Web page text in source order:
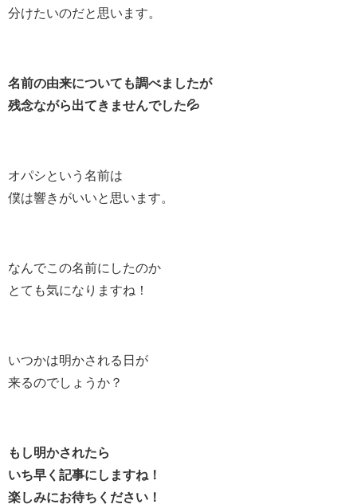
分けたいのだと思います。
名前の由来についても調べましたが
残念ながら出てきませんでした💦
オパシという名前は
僕は響きがいいと思います。
なんでこの名前にしたのか
とても気になりますね！
いつかは明かされる日が
来るのでしょうか？
もし明かされたら
いち早く記事にしますね！
楽しみにお待ちください！